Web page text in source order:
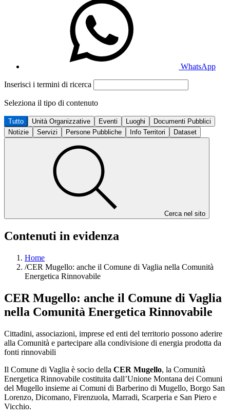
WhatsApp
Inserisci i termini di ricerca
Seleziona il tipo di contenuto
Tutto Unità Organizzative Eventi Luoghi
Documenti Pubblici
Notizie
Servizi Persone Pubbliche Info Territori Dataset
Cerca nel sito
Contenuti in evidenza
Home
/CER Mugello: anche il Comune di Vaglia nella Comunità
Energetica Rinnovabile
CER Mugello: anche il Comune di Vaglia
nella Comunità Energetica Rinnovabile
Cittadini, associazioni, imprese ed enti del territorio possono aderire
alla Comunità e partecipare alla condivisione di energia prodotta da
fonti rinnovabili
Il Comune di Vaglia è socio della CER Mugello, la Comunità
Energetica Rinnovabile costituita dall’Unione Montana dei Comuni
del Mugello insieme ai Comuni di Barberino di Mugello, Borgo San
Lorenzo, Dicomano, Firenzuola, Marradi, Scarperia e San Piero e
Vicchio.